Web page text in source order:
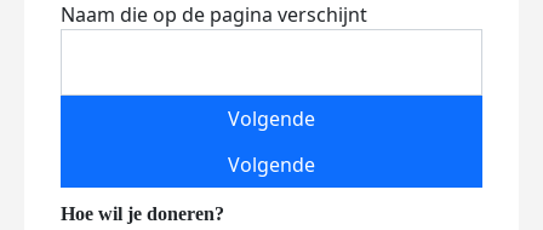
Naam die op de pagina verschijnt
Volgende
Volgende